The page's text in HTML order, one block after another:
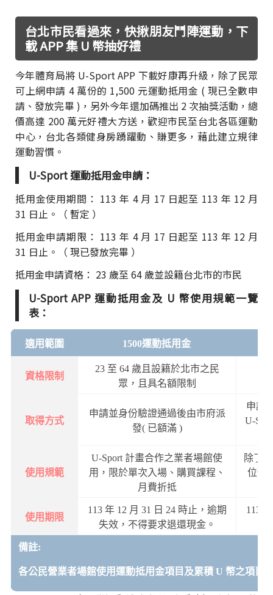
台北市民看過來，快揪朋友鬥陣運動，下
載 APP 集 U 幣抽好禮
今年體育局將 U-Sport APP 下載好康再升級，除了民眾
可上網申請 4 萬份的 1,500 元運動抵用金 ( 現已全數申
請、發放完畢 )，另外今年還加碼推出 2 次抽獎活動，總
價高達 200 萬元好禮大方送，歡迎市民至台北各區運動
中心，台北各類健身房踴躍動、賺更多，藉此建立規律
運動習慣。
U-Sport 運動抵用金申請：
抵用金使用期間： 113 年 4 月 17 日起至 113 年 12 月
31 日止。（ 暫定 ）
抵用金申請期限： 113 年 4 月 17 日起至 113 年 12 月
31 日止。（ 現已發放完畢 ）
抵用金申請資格： 23 歲至 64 歲並設籍台北市的市民
U-Sport APP 運動抵用金及 U 幣使用規範一覽
表：
適用範圍 1500運動抵用金
資格限制
23 至 64 歲且設籍於北市之民
眾，且具名額限制
取得方式
申請並身份驗證通過後由市府派
發( 已額滿 )
申請
U-
使用規範
U-Sport 計畫合作之業者場館使
用，限於單次入場、購買課程、
月費折抵
除了
位使
使用期限
113 年 12 月 31 日 24 時止，逾期
失效，不得要求退還現金。
113
失
備註:
各公民營業者場館使用運動抵用金項目及累積 U 幣之項目